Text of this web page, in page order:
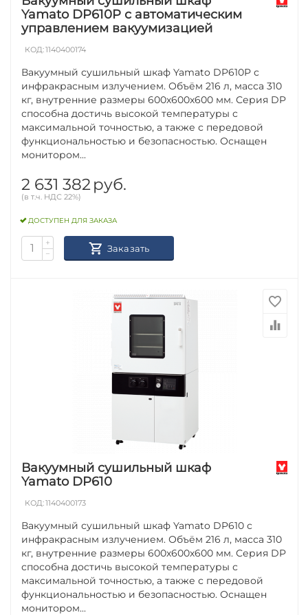
Yamato DP610P с автоматическим
управлением вакуумизацией
КОД:1140400174
Вакуумный сушильный шкаф Yamato DP610Р с
инфракрасным излучением. Объём 216 л, масса 310
кг, внутренние размеры 600х600х600 мм. Серия DP
способна достичь высокой температуры с
максимальной точностью, а также с передовой
функциональностью и безопасностью. Оснащен
монитором...
2 631 382 руб.
(в т.ч. НДС 22%)
ДОСТУПЕН ДЛЯ ЗАКАЗА
+
−
Заказать
Вакуумный сушильный шкаф
Yamato DP610
КОД:1140400173
Вакуумный сушильный шкаф Yamato DP610 с
инфракрасным излучением. Объём 216 л, масса 310
кг, внутренние размеры 600х600х600 мм. Серия DP
способна достичь высокой температуры с
максимальной точностью, а также с передовой
функциональностью и безопасностью. Оснащен
монитором...